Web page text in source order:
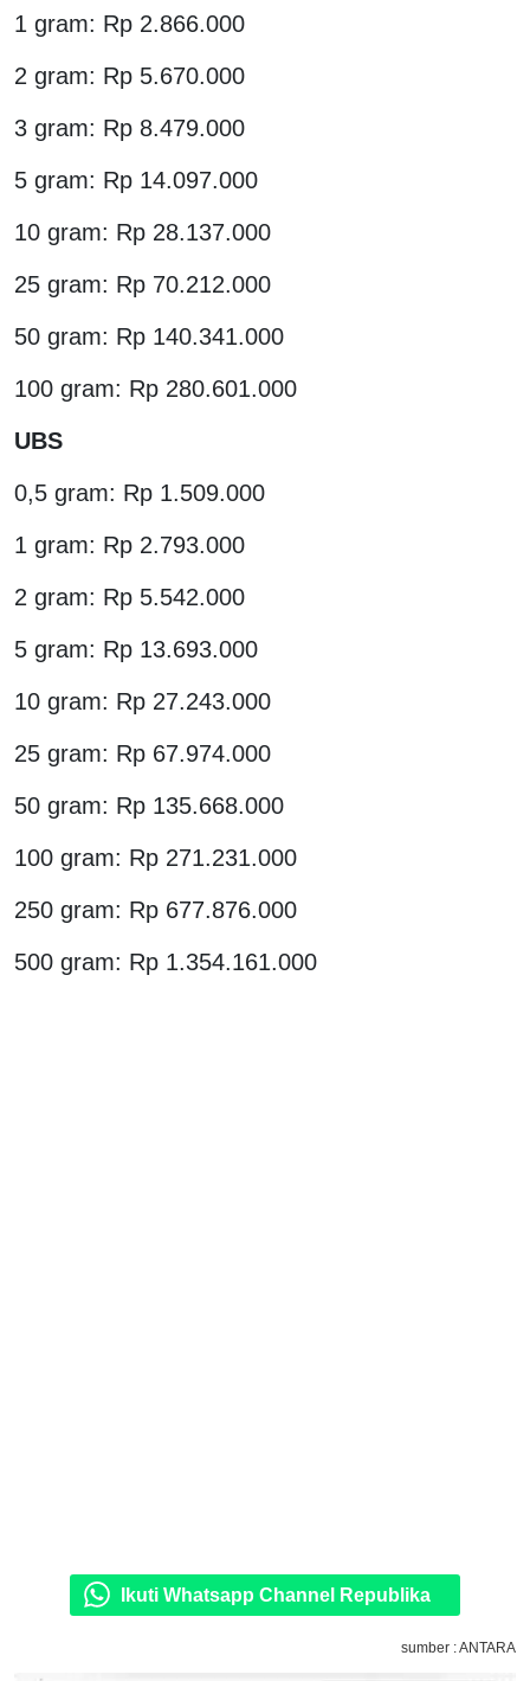
1 gram: Rp 2.866.000
2 gram: Rp 5.670.000
3 gram: Rp 8.479.000
5 gram: Rp 14.097.000
10 gram: Rp 28.137.000
25 gram: Rp 70.212.000
50 gram: Rp 140.341.000
100 gram: Rp 280.601.000
UBS
0,5 gram: Rp 1.509.000
1 gram: Rp 2.793.000
2 gram: Rp 5.542.000
5 gram: Rp 13.693.000
10 gram: Rp 27.243.000
25 gram: Rp 67.974.000
50 gram: Rp 135.668.000
100 gram: Rp 271.231.000
250 gram: Rp 677.876.000
500 gram: Rp 1.354.161.000
Ikuti Whatsapp Channel Republika
sumber : ANTARA